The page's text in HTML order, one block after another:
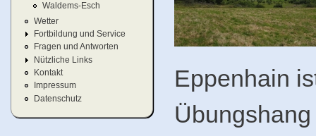
Eppenhain
Waldems-Esch
Wetter
Fortbildung und Service
Fragen und Antworten
Nützliche Links
Kontakt
Impressum
Datenschutz